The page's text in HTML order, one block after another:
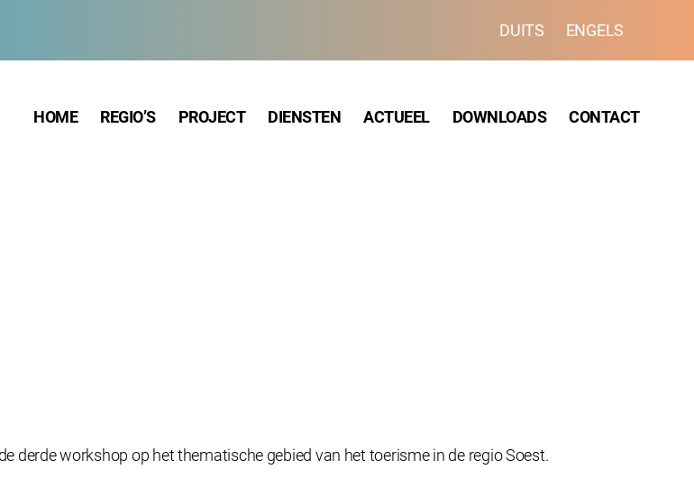
DUITS ENGELS
HOME REGIO’S PROJECT DIENSTEN ACTUEEL DOWNLOADS CONTACT
derde workshop op het thematische gebied van het toerisme in de regio Soest.